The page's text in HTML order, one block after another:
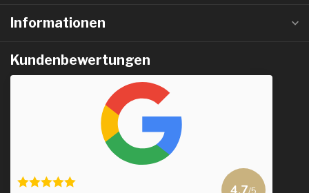
Informationen
Kundenbewertungen
/5